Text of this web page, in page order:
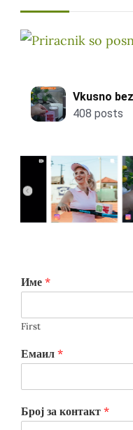
Име *
First
Емаил *
Број за контакт *